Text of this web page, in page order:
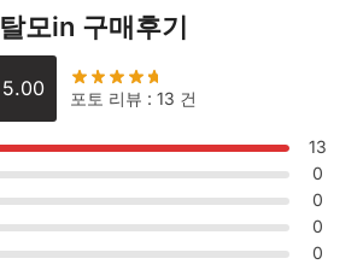
탈모in 구매후기
5.00 포토 리뷰 : 13 건
13
0
0
0
0